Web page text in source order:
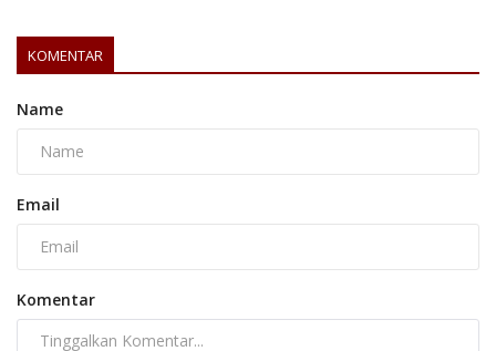
KOMENTAR
Name
Email
Komentar